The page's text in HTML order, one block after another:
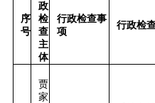
序
号
政
检
查
主
体
行政检查事
项
行政检
贾
家